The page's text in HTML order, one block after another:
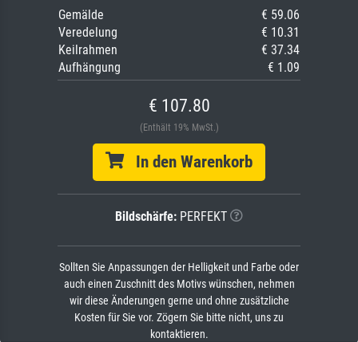
Gemälde
€ 59.06
Veredelung
€ 10.31
Keilrahmen
€ 37.34
Aufhängung
€ 1.09
€ 107.80
(Enthält 19% MwSt.)
In den Warenkorb
Bildschärfe: PERFEKT
Sollten Sie Anpassungen der Helligkeit und Farbe oder
auch einen Zuschnitt des Motivs wünschen, nehmen
wir diese Änderungen gerne und ohne zusätzliche
Kosten für Sie vor. Zögern Sie bitte nicht, uns zu
kontaktieren.